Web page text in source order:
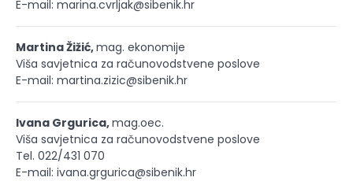
E-mail: marina.cvrljak@sibenik.hr
Martina Žižić,mag. ekonomije
Viša savjetnica za računovodstvene poslove
E-mail: martina.zizic@sibenik.hr
Ivana Grgurica,mag.oec.
Viša savjetnica za računovodstvene poslove
Tel. 022/431 070
E-mail: ivana.grgurica@sibenik.hr